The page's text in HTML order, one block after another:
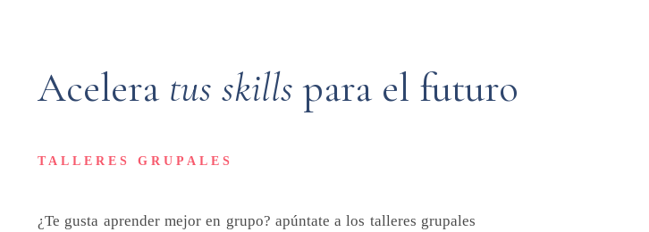
Acelera tus skills para el futuro
TALLERES GRUPALES
¿Te gusta aprender mejor en grupo? apúntate a los talleres grupales